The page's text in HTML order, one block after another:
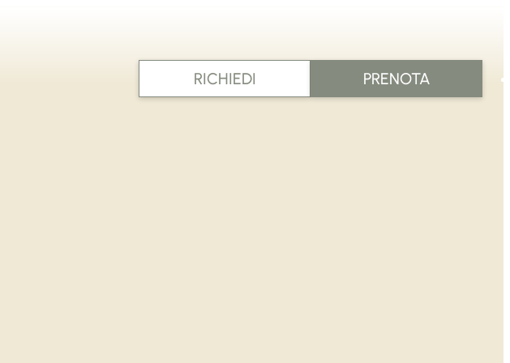
RICHIEDI PRENOTA